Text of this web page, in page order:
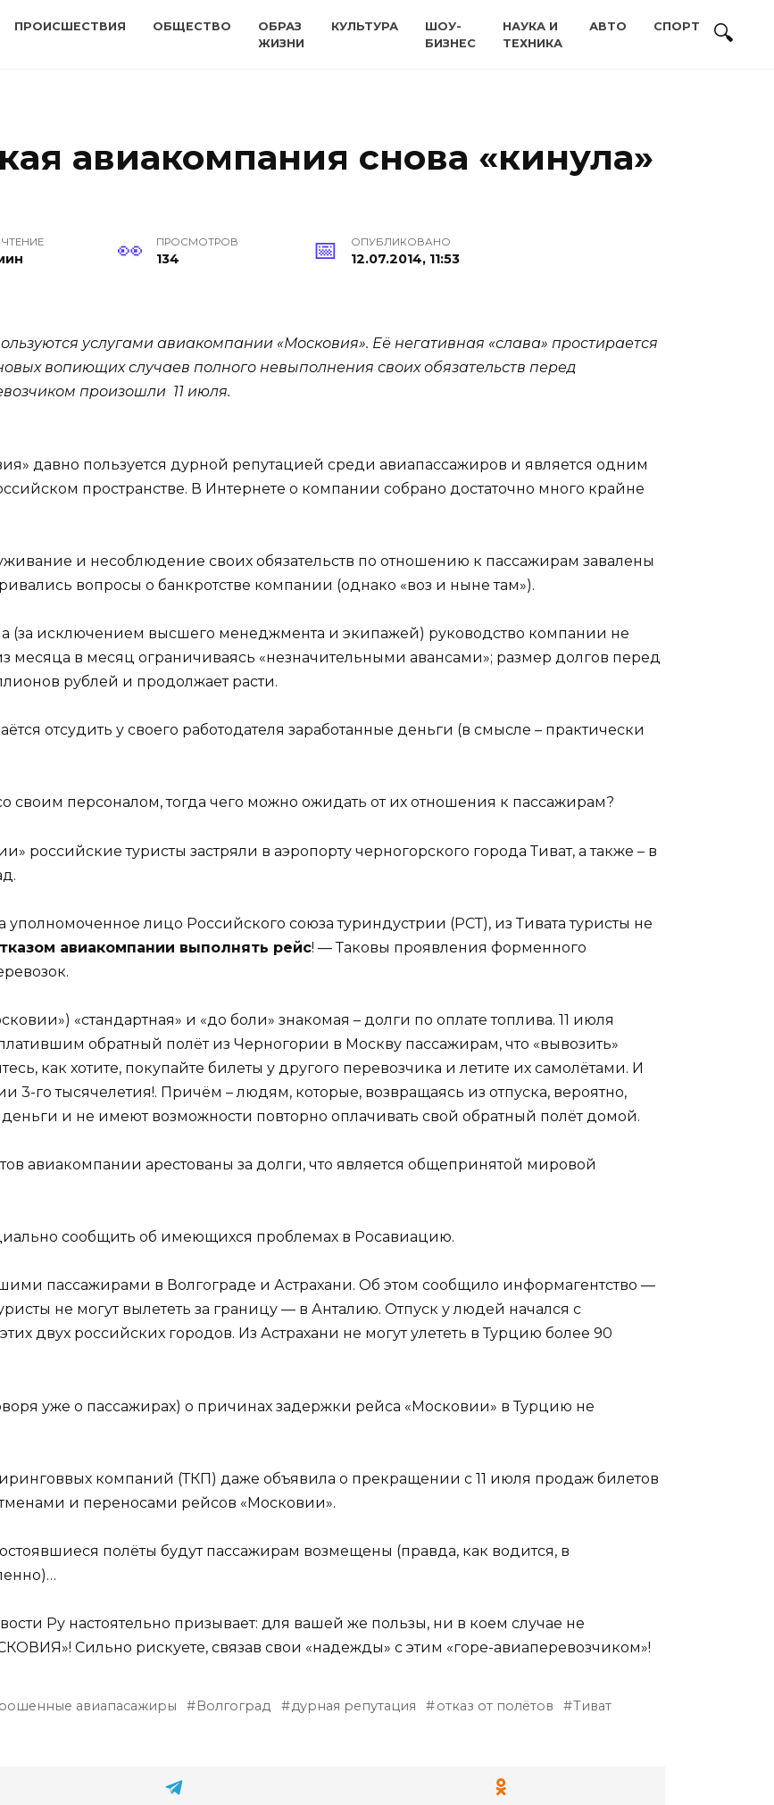
ПРОИСШЕСТВИЯ ОБЩЕСТВО
ОБРАЗ
ЖИЗНИ
КУЛЬТУРА
ШОУ-
БИЗНЕС
НАУКА И
ТЕХНИКА
АВТО СПОРТ
авиакомпания снова «кинула»
ПРОСМОТРОВ
134
ОПУБЛИКОВАНО
12.07.2014, 11:53
услугами авиакомпании «Московия». Её негативная «слава» простирается
вопиющих случаев полного невыполнения своих обязательств перед
произошли 11 июля.
давно пользуется дурной репутацией среди авиапассажиров и является одним
пространстве. В Интернете о компании собрано достаточно много крайне
и несоблюдение своих обязательств по отношению к пассажирам завалены
вопросы о банкротстве компании (однако «воз и ныне там»).
(за исключением высшего менеджмента и экипажей) руководство компании не
месяца в месяц ограничиваясь «незначительными авансами»; размер долгов перед
рублей и продолжает расти.
отсудить у своего работодателя заработанные деньги (в смысле – практически
своим персоналом, тогда чего можно ожидать от их отношения к пассажирам?
российские туристы застряли в аэропорту черногорского города Тиват, а также – в
лицо Российского союза туриндустрии (РСТ), из Тивата туристы не
авиакомпании выполнять рейс! — Таковы проявления форменного
«стандартная» и «до боли» знакомая – долги по оплате топлива. 11 июля
обратный полёт из Черногории в Москву пассажирам, что «вывозить»
как хотите, покупайте билеты у другого перевозчика и летите их самолётами. И
3-го тысячелетия!. Причём – людям, которые, возвращаясь из отпуска, вероятно,
и не имеют возможности повторно оплачивать свой обратный полёт домой.
авиакомпании арестованы за долги, что является общепринятой мировой
сообщить об имеющихся проблемах в Росавиацию.
пассажирами в Волгограде и Астрахани. Об этом сообщило информагентство —
не могут вылететь за границу — в Анталию. Отпуск у людей начался с
двух российских городов. Из Астрахани не могут улететь в Турцию более 90
уже о пассажирах) о причинах задержки рейса «Московии» в Турцию не
компаний (ТКП) даже объявила о прекращении с 11 июля продаж билетов
и переносами рейсов «Московии».
полёты будут пассажирам возмещены (правда, как водится, в
Ру настоятельно призывает: для вашей же пользы, ни в коем случае не
Сильно рискуете, связав свои «надежды» с этим «горе-авиаперевозчиком»!
авиапасажиры Волгоград дурная репутация отказ от полётов
Тиват